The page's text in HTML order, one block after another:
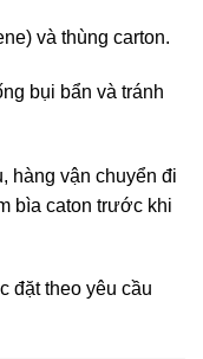
và thùng carton.
bụi bẩn và tránh
hàng vận chuyển đi
bìa caton trước khi
đặt theo yêu cầu